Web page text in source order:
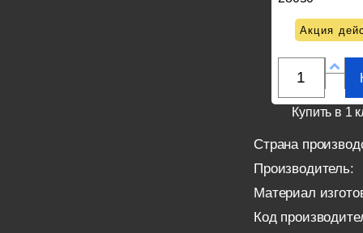
Акция
Купить в 1
Страна
Производитель:
Материал
Код